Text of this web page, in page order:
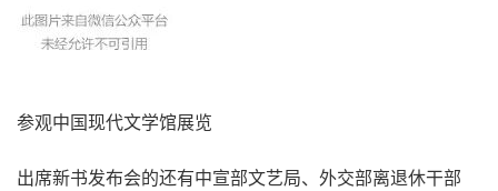
参观中国现代文学馆展览
出席新书发布会的还有中宣部文艺局、外交部离退休干部